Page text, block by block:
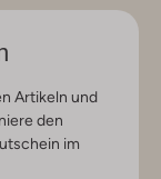
Artikeln und
den
im